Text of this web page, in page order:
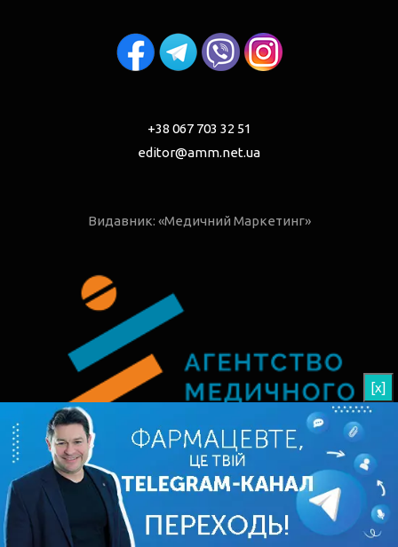
+38 067 703 32 51
editor@amm.net.ua
Видавник: «Медичний Маркетинг»
© 2026 РАП - Рецепти Аптечних Продажів
[x]